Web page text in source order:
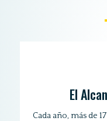
El
Cada año, más de